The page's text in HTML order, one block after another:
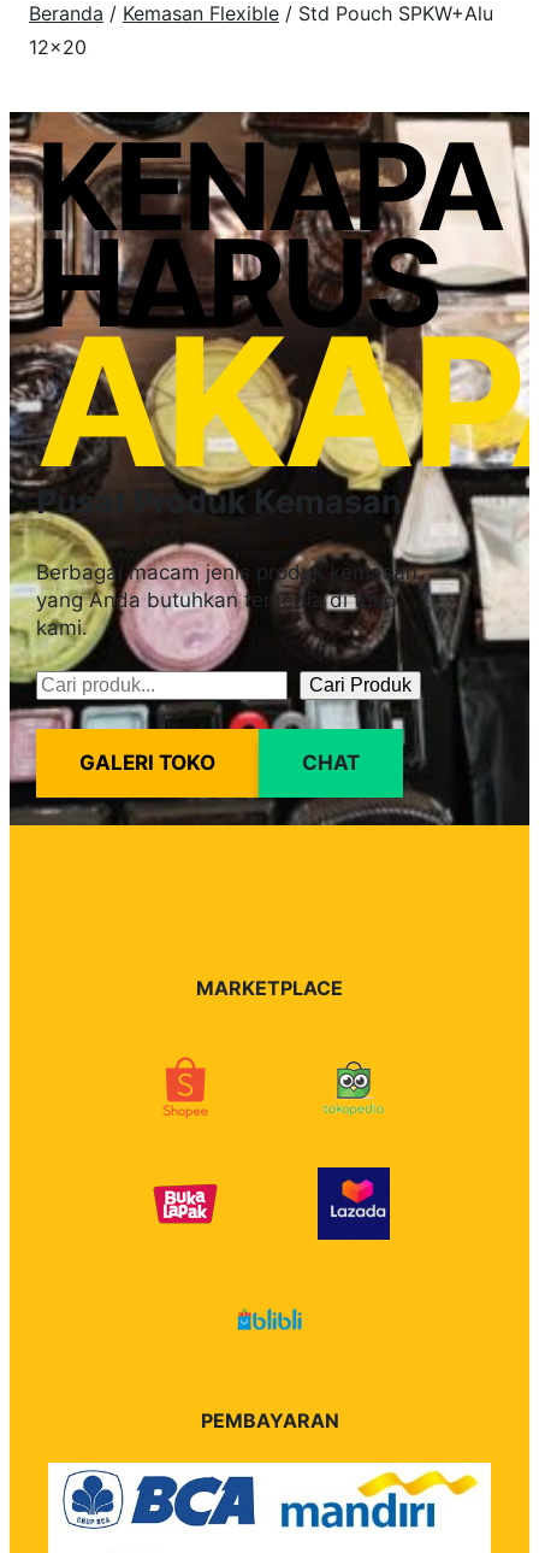
Beranda / Kemasan Flexible / Std Pouch SPKW+Alu
12×20
KENAPA
HARUS
Pusat Produk Kemasan
Berbagai macam jenis produk kemasan
yang Anda butuhkan tersedia di toko
kami.
Pencarian Cari Produk
GALERI TOKO CHAT
MARKETPLACE
PEMBAYARAN